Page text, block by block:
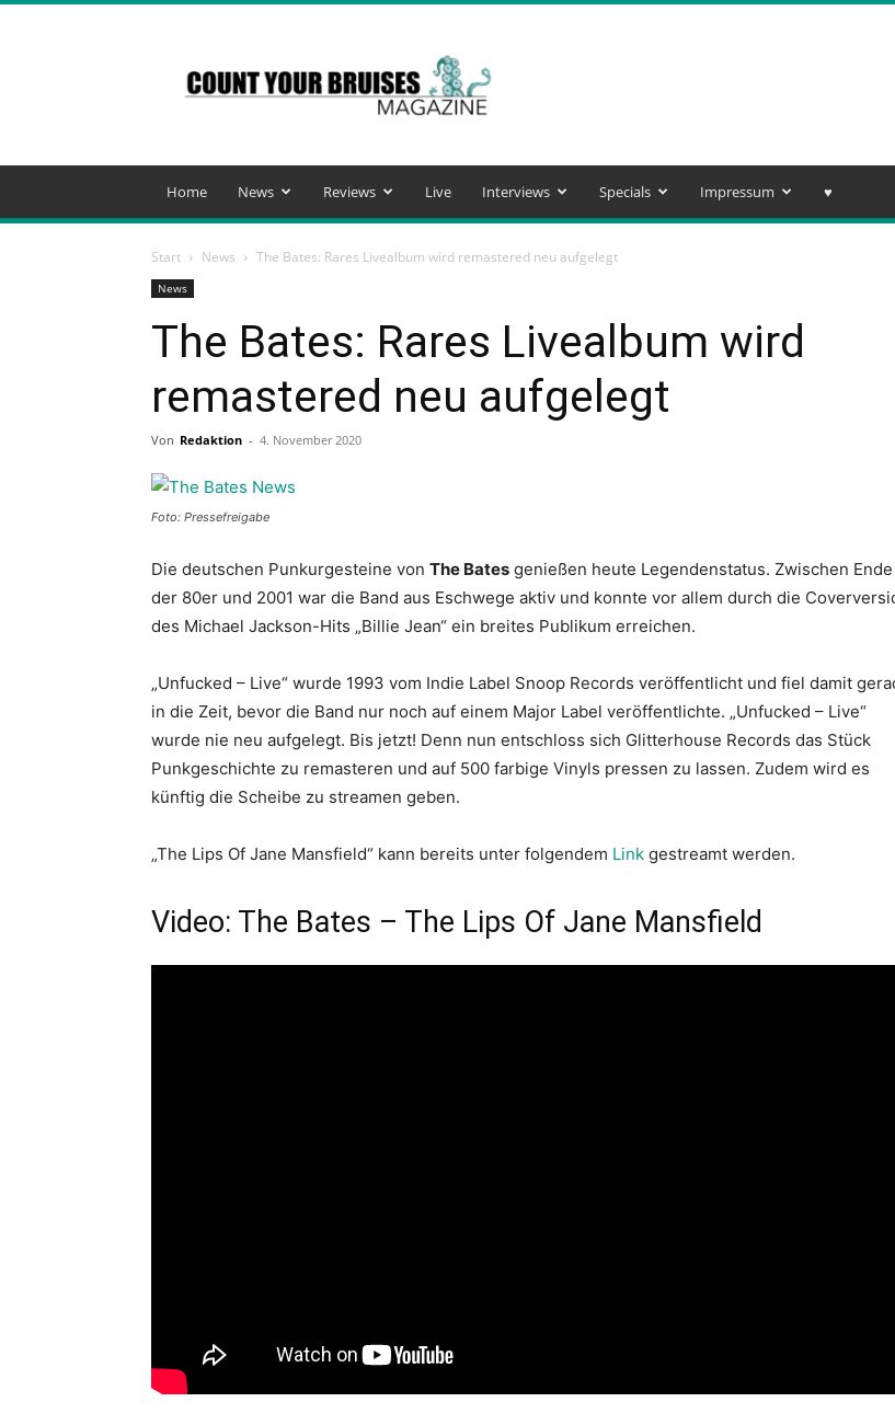
Your
Bruises
Magazine
Home News Reviews Live Interviews Specials Impressum ♥️
Start News The Bates: Rares Livealbum wird remastered neu aufgelegt
News
The Bates: Rares Livealbum wird
remastered neu aufgelegt
Von Redaktion - 4. November 2020
Foto: Pressefreigabe
Die deutschen Punkurgesteine von The Bates genießen heute Legendenstatus. Zwischen Ende
der 80er und 2001 war die Band aus Eschwege aktiv und konnte vor allem durch die
des Michael Jackson-Hits „Billie Jean“ ein breites Publikum erreichen.
„Unfucked – Live“ wurde 1993 vom Indie Label Snoop Records veröffentlicht und fiel damit
in die Zeit, bevor die Band nur noch auf einem Major Label veröffentlichte. „Unfucked – Live“
wurde nie neu aufgelegt. Bis jetzt! Denn nun entschloss sich Glitterhouse Records das Stück
Punkgeschichte zu remasteren und auf 500 farbige Vinyls pressen zu lassen. Zudem wird es
künftig die Scheibe zu streamen geben.
„The Lips Of Jane Mansfield“ kann bereits unter folgendem Link gestreamt werden.
Video: The Bates – The Lips Of Jane Mansfield